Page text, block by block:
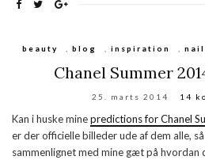
beauty blog inspiration
Chanel Summer
25. marts 2014 14
Kan i huske minepredictions for Chanel
er der officielle billeder ude af dem alle,
sammenlignet med mine gæt på hvordan